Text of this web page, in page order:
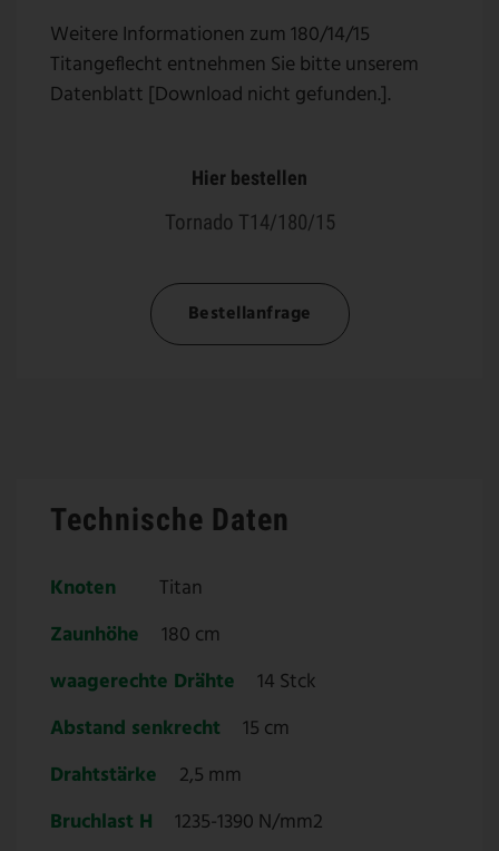
Weitere Informationen zum 180/14/15
Titangeflecht entnehmen Sie bitte unserem
Datenblatt [Download nicht gefunden.].
Hier bestellen
Tornado T14/180/15
Bestellanfrage
Technische Daten
Knoten
Titan
Zaunhöhe
180 cm
waagerechte Drähte
14 Stck
Abstand senkrecht
15 cm
Drahtstärke
2,5 mm
Bruchlast H
1235-1390 N/mm2